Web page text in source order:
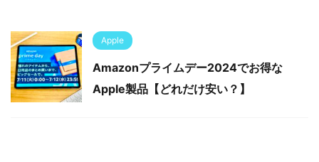
Apple
Amazonプライムデー2024でお得な
Apple製品【どれだけ安い？】